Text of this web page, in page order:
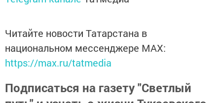
Читайте новости Татарстана в
национальном мессенджере MАХ:
https://max.ru/tatmedia
Подписаться на газету "Светлый